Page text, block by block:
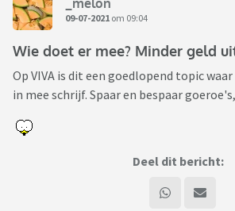
09-07-2021 om 09:04
Wie doet er mee? Minder geld
Op VIVA is dit een goedlopend topic
in mee schrijf. Spaar en bespaar
Deel dit bericht: